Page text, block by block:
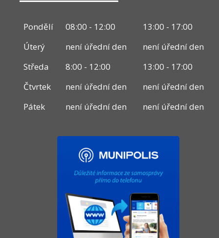
Pondělí 08:00 - 12:00
13:00 - 17:00
Úterý
není úřední den
není úřední den
Středa
8:00 - 12:00
13:00 - 17:00
Čtvrtek
není úřední den
není úřední den
Pátek
není úřední den není úřední den